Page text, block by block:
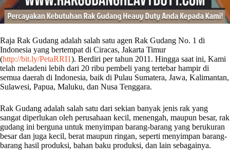
Raja Rak Gudang adalah salah satu agen Rak Gudang No. 1 di
Indonesia yang bertempat di Ciracas, Jakarta Timur
(http://bit.ly/PetaRRI1​). Berdiri per tahun 2011. Hingga saat ini, Kami
telah meladeni lebih dari 20 ribu pembeli yang tertebar hampir di
semua daerah di Indonesia, baik di Pulau Sumatera, Jawa, Kalimantan,
Sulawesi, Papua, Maluku, dan Nusa Tenggara.
Rak Gudang adalah salah satu dari sekian banyak jenis rak yang
sangat diperlukan oleh perusahaan kecil, menengah, maupun besar, rak
gudang ini berguna untuk menyimpan barang-barang yang berukuran
besar dan juga kecil, berat maupun ringan, seperti menyimpan barang-
barang hasil produksi, bahan baku produksi, dan lain sebagainya.